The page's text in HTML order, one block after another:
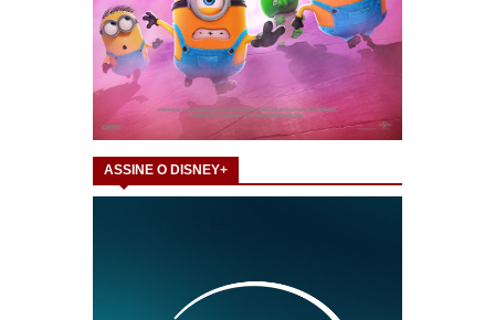
ASSINE O DISNEY+